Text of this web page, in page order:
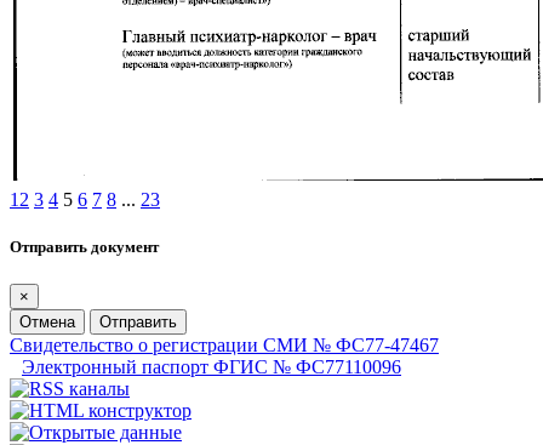
1 2 3 4 5 6 7 8 ... 23
Отправить документ
×
Отмена
Отправить
Свидетельство о регистрации СМИ № ФС77-47467
Электронный паспорт ФГИС № ФС77110096